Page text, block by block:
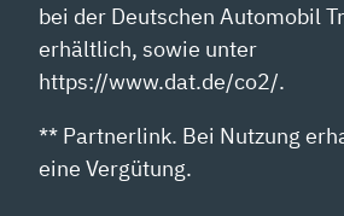
bei der Deutschen Automobil
erhältlich, sowie unter
https://www.dat.de/co2/.
** Partnerlink. Bei Nutzung
eine Vergütung.